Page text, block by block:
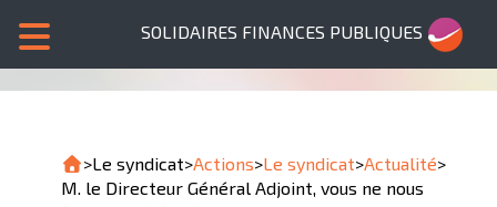
SOLIDAIRES FINANCES PUBLIQUES
>Le syndicat>Actions>Le syndicat>Actualité>
M. le Directeur Général Adjoint, vous ne nous